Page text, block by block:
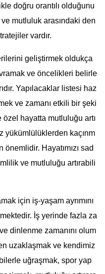
doğru orantılı olduğunu
mutluluk arasındaki den
vardır.
geliştirmek oldukça
ve öncelikleri belirle
Yapılacaklar listesi haz
ve zamanı etkili bir şeki
hayatta mutluluğu artı
yükümlülüklerden kaçınm
Hayatımızı sad
ve mutluluğu artırabili
için iş-yaşam ayrımını
İş yerinde fazla za
dinlenme zamanını olum
uzaklaşmak ve kendimiz
uğraşmak, spor yap